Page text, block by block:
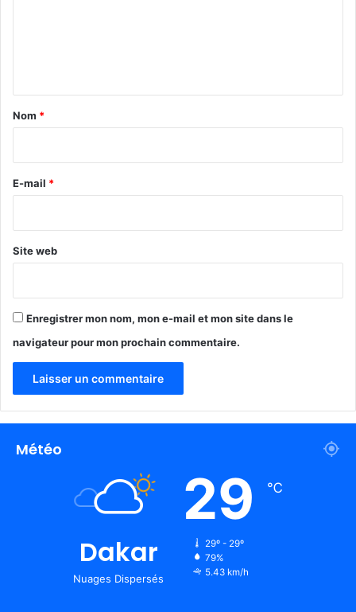
a
e
Nom *
E-mail *
Site web
Enregistrer mon nom, mon e-mail et mon site dans le
navigateur pour mon prochain commentaire.
Météo
Dakar
Nuages Dispersés
29 ℃
29º - 29º
79%
5.43 km/h